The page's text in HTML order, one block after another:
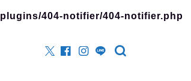
404-notifier/404-notifier.php